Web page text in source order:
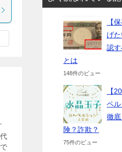
【
げ
認
とは
148件のビュー
【
ペル
徹
険？詐欺？
75件のビュー